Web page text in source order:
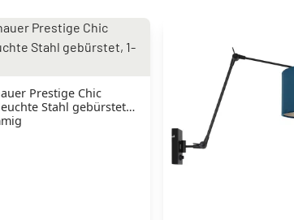
Prestige Chic
Stahl gebürstet,